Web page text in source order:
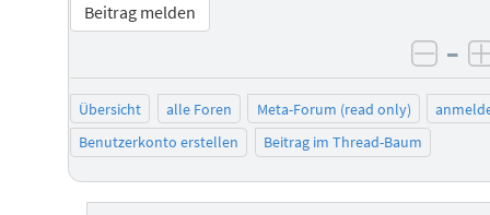
Beitrag melden
–
Übersicht alle Foren Meta-Forum (read only)
Benutzerkonto erstellen
Beitrag im Thread-Baum